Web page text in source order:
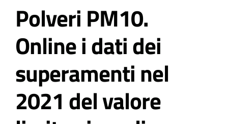
TEMI
AMBIENTALI
TERRITORIO
SERVIZI
Vai al contenuto
Polveri PM10.
Online i dati dei
superamenti nel
2021 del valore